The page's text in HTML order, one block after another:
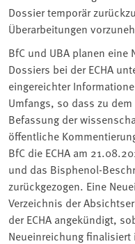
Dossier temporär
Überarbeitungen
BfC und UBA planen
Dossiers bei der ECHA
eingereichter
Umfangs, so dass zu
Befassung der
öffentliche
BfC die ECHA am
und das Bisphenol-
zurückgezogen. Eine
Verzeichnis der
der ECHA angekündigt,
Neueinreichung finalisiert